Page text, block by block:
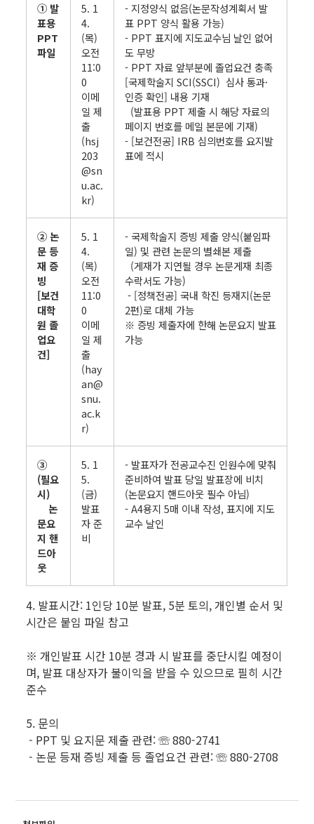
① 발
표용
PPT
파일
5. 1
4.
(목)
오전
11:0
0
이메
일 제
출
(hsj
203
@sn
u.ac.
kr)
- 지정양식 없음(논문작성계획서 발
표 PPT 양식 활용 가능)
- PPT 표지에 지도교수님 날인 없어
도 무방
- PPT 자료 앞부분에 졸업요건 충족
[국제학술지 SCI(SSCI) 심사 통과·
인증 확인] 내용 기재
(발표용 PPT 제출 시 해당 자료의
페이지 번호를 메일 본문에 기재)
- [보건전공] IRB 심의번호를 요지발
표에 적시
② 논
문 등
재 증
빙
[보건
대학
원 졸
업요
건]
5. 1
4.
(목)
오전
11:0
0
이메
일 제
출
(hay
an@
snu.
ac.k
r)
- 국제학술지 증빙 제출 양식(붙임파
일) 및 관련 논문의 별쇄본 제출
(게재가 지연될 경우 논문게재 최종
수락서도 가능)
- [정책전공] 국내 학진 등재지(논문
2편)로 대체 가능
※ 증빙 제출자에 한해 논문요지 발표
가능
③
(필요
시)
논
문요
지 핸
드아
웃
5. 1
5.
(금)
발표
자 준
비
- 발표자가 전공교수진 인원수에 맞춰
준비하여 발표 당일 발표장에 비치
(논문요지 핸드아웃 필수 아님)
- A4용지 5매 이내 작성, 표지에 지도
교수 날인
4. 발표시간: 1인당 10분 발표, 5분 토의, 개인별 순서 및
시간은 붙임 파일 참고
※ 개인발표 시간 10분 경과 시 발표를 중단시킬 예정이
며, 발표 대상자가 불이익을 받을 수 있으므로 필히 시간
준수
5. 문의
- PPT 및 요지문 제출 관련: ☏ 880-2741
- 논문 등재 증빙 제출 등 졸업요건 관련: ☏ 880-2708